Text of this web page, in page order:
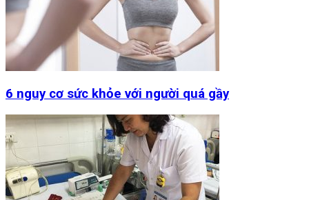
6 nguy cơ sức khỏe với người quá gầy